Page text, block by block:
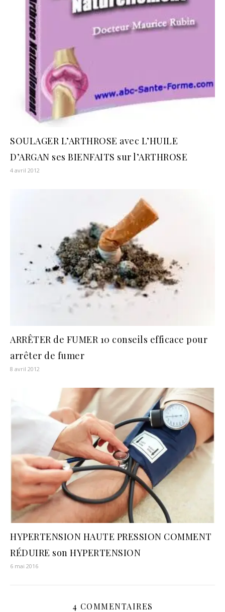
SOULAGER L’ARTHROSE avec L’HUILE
D’ARGAN ses BIENFAITS sur l’ARTHROSE
4 avril 2012
ARRÊTER de FUMER 10 conseils efficace pour
arrêter de fumer
8 avril 2012
HYPERTENSION HAUTE PRESSION COMMENT
RÉDUIRE son HYPERTENSION
6 mai 2016
4 COMMENTAIRES